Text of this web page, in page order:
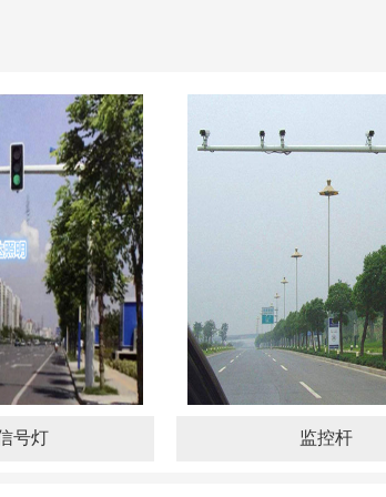
号灯 监控杆